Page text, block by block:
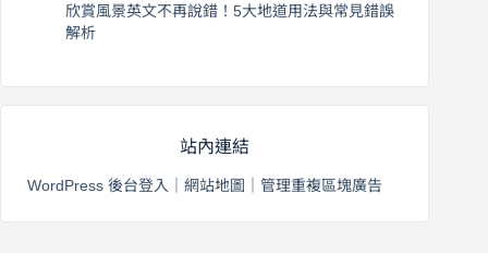
欣賞風景英文不再說錯！5大地道用法與常見錯誤
解析
站內連結
WordPress 後台登入 網站地圖 管理重複區塊廣告